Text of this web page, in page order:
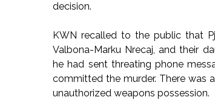
decision.
KWN recalled to the public that
Valbona-Marku Nrecaj, and their
he had sent threating phone
committed the murder. There was
unauthorized weapons possession.